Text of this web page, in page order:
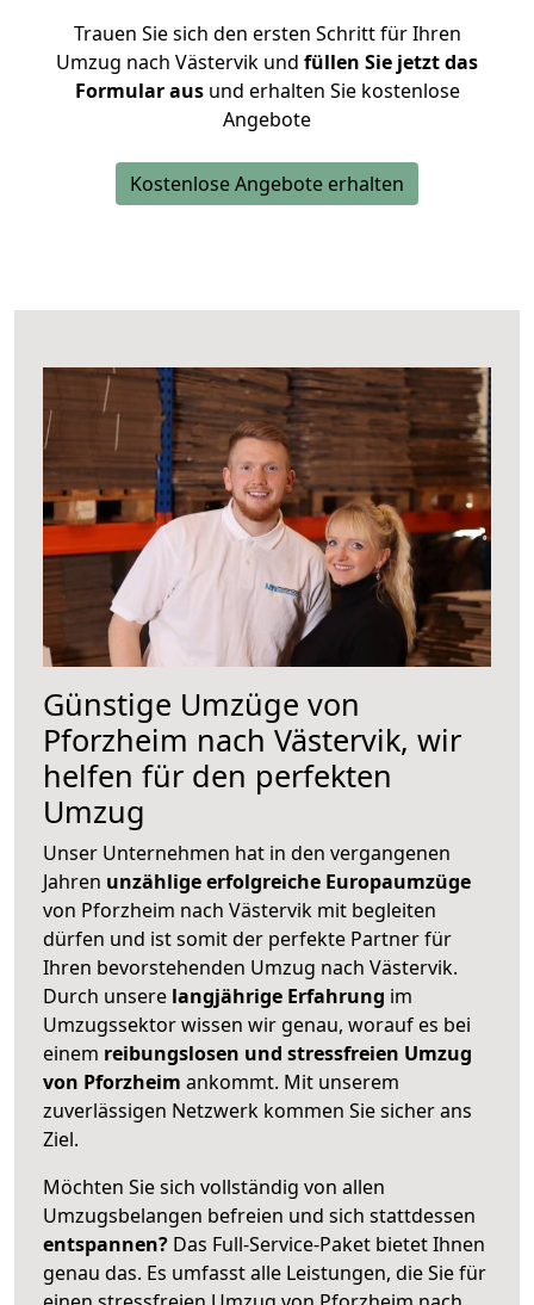
Trauen Sie sich den ersten Schritt für Ihren
Umzug nach Västervik und füllen Sie jetzt das
Formular ausund erhalten Sie kostenlose
Angebote
Kostenlose Angebote erhalten
Günstige Umzüge von
Pforzheim nach Västervik, wir
helfen für den perfekten
Umzug
Unser Unternehmen hat in den vergangenen
Jahren unzählige erfolgreiche Europaumzüge
von Pforzheim nach Västervik mit begleiten
dürfen und ist somit der perfekte Partner für
Ihren bevorstehenden Umzug nach Västervik.
Durch unsere langjährige Erfahrung im
Umzugssektor wissen wir genau, worauf es bei
einem reibungslosen und stressfreien Umzug
von Pforzheim ankommt. Mit unserem
zuverlässigen Netzwerk kommen Sie sicher ans
Ziel.
Möchten Sie sich vollständig von allen
Umzugsbelangen befreien und sich stattdessen
entspannen? Das Full-Service-Paket bietet Ihnen
genau das. Es umfasst alle Leistungen, die Sie für